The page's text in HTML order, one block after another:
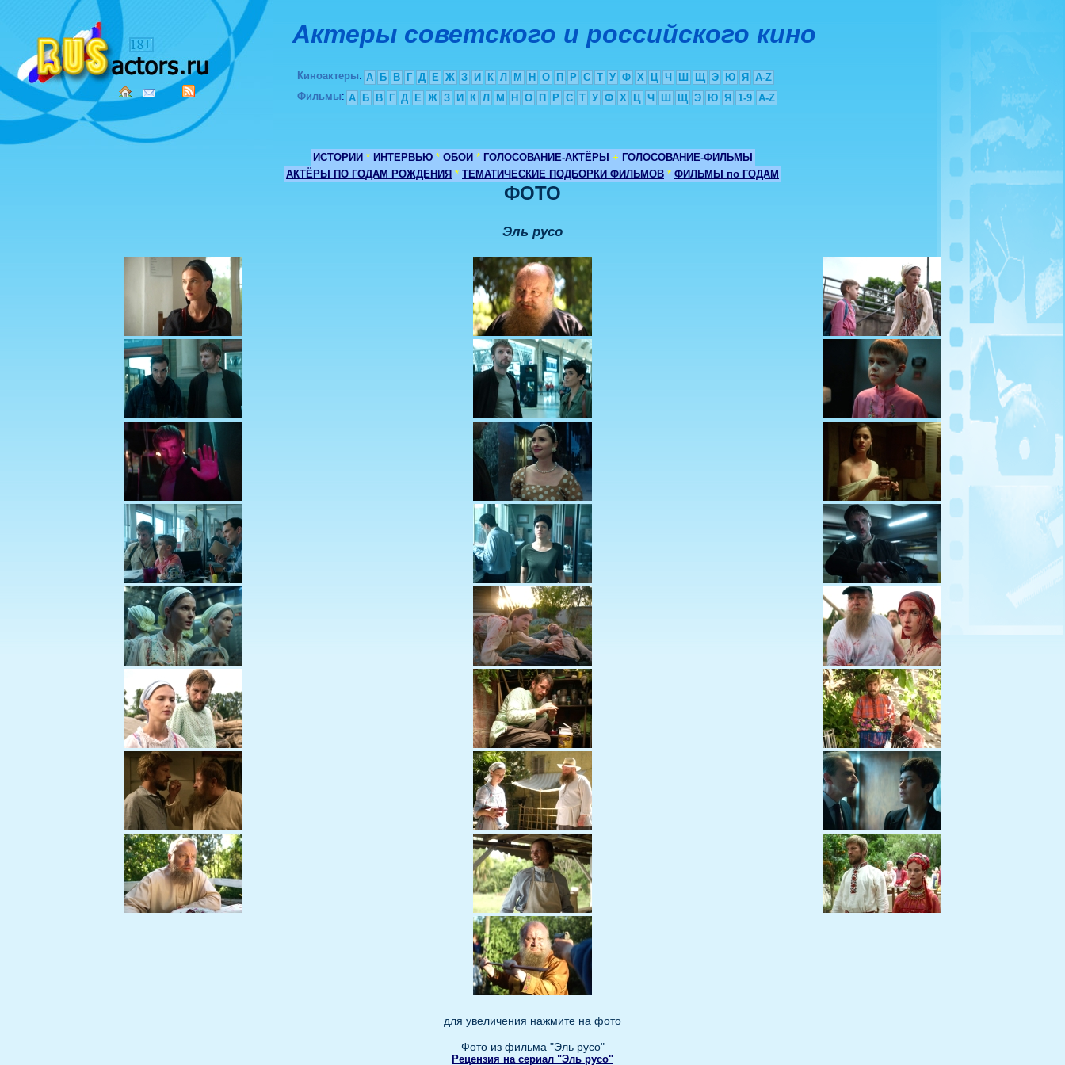
Актеры советского и российского кино
Киноактеры: А Б В Г Д Е Ж З И К Л М Н О П Р С Т У Ф Х Ц Ч Ш Щ Э Ю Я
A-Z
Фильмы: А Б В Г Д Е Ж З И К Л М Н О П Р С Т У Ф Х Ц Ч Ш Щ Э Ю Я 1-9 A-Z
ИСТОРИИ * ИНТЕРВЬЮ * ОБОИ * ГОЛОСОВАНИЕ-АКТЁРЫ + ГОЛОСОВАНИЕ-ФИЛЬМЫ
АКТЁРЫ ПО ГОДАМ РОЖДЕНИЯ * ТЕМАТИЧЕСКИЕ ПОДБОРКИ ФИЛЬМОВ * ФИЛЬМЫ по ГОДАМ
ФОТО
Эль русо
для увеличения нажмите на фото
Фото из фильма "Эль русо"
Рецензия на сериал "Эль русо"